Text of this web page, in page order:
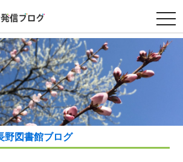
t
o
g
g
l
t
野図書館ブログ